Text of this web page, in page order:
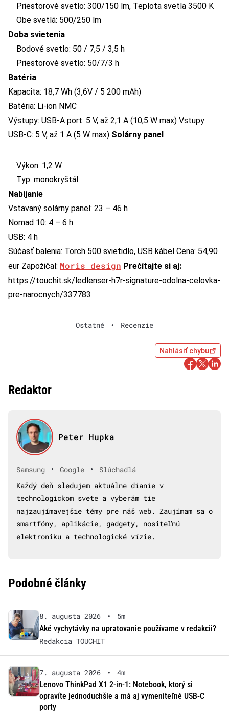
Priestorové svetlo: 300/150 lm, Teplota svetla 3500 K
Obe svetlá: 500/250 lm
Doba svietenia
Bodové svetlo: 50 / 7,5 / 3,5 h
Priestorové svetlo: 50/7/3 h
Batéria
Kapacita: 18,7 Wh (3,6V / 5 200 mAh)
Batéria: Li-ion NMC
Výstupy: USB-A port: 5 V, až 2,1 A (10,5 W max) Vstupy:
USB-C: 5 V, až 1 A (5 W max) Solárny panel
Výkon: 1,2 W
Typ: monokryštál
Nabíjanie
Vstavaný solárny panel: 23 – 46 h
Nomad 10: 4 – 6 h
USB: 4 h
Súčasť balenia: Torch 500 svietidlo, USB kábel Cena: 54,90
eur Zapožičal: Moris design Prečítajte si aj:
https://touchit.sk/ledlenser-h7r-signature-odolna-celovka-
pre-narocnych/337783
Ostatné • Recenzie
Nahlásiť chybu
Redaktor
Peter Hupka
Samsung • Google •
Slúchadlá
Každý deň sledujem aktuálne dianie v
technologickom svete a vyberám tie
najzaujímavejšie témy pre náš web. Zaujímam sa o
smartfóny, aplikácie, gadgety, nositeľnú
elektroniku a technologické vízie.
Podobné články
8. augusta 2026 •
5m
Aké vychytávky na upratovanie používame v redakcii?
Redakcia TOUCHIT
7. augusta 2026 •
4m
Lenovo ThinkPad X1 2-in-1: Notebook, ktorý si
opravíte jednoduchšie a má aj vymeniteľné USB-C
porty